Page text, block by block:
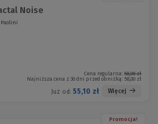
Noise
Cena regularna: 58,00 zł
Najniższa cena z 30 dni przed obniżką: 58,00 zł
Już od: 55,10 zł Więcej
Promocja!